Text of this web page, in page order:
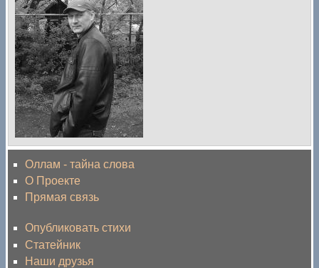
Оллам - тайна слова
О Проекте
Прямая связь
Опубликовать стихи
Статейник
Наши друзья